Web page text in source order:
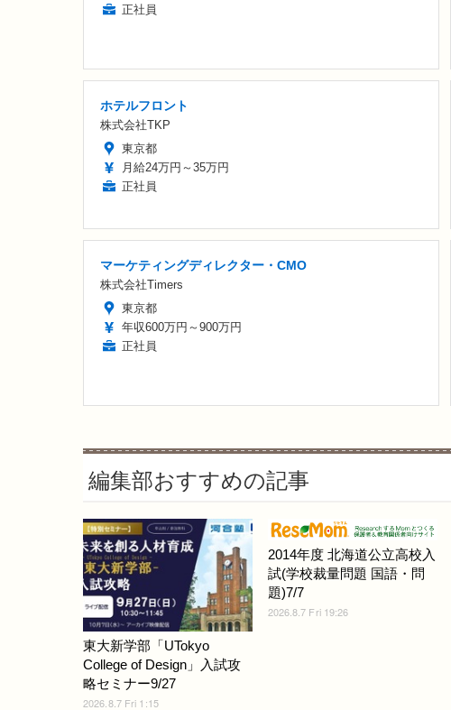
正社員
ホテルフロント
株式会社TKP
東京都
月給24万円～35万円
正社員
マーケティングディレクター・CMO
株式会社Timers
東京都
年収600万円～900万円
正社員
編集部おすすめの記事
東大新学部「UTokyo
College of Design」入試攻
略セミナー9/27
2026.8.7 Fri 1:15
2014年度 北海道公立高校入
試(学校裁量問題 国語・問
題)7/7
2026.8.7 Fri 19:26